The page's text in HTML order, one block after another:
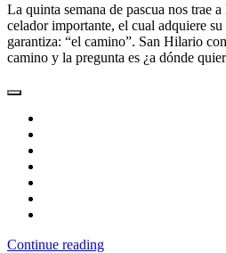
La quinta semana de pascua nos trae
celador importante, el cual adquiere
garantiza: “el camino”. San Hilario
camino y la pregunta es ¿a dónde
Continue reading